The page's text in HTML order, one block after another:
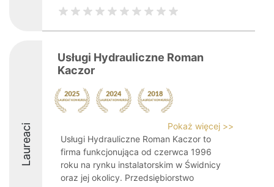
Laureaci
Usługi Hydrauliczne Roman
Kaczor
Pokaż więcej >>
Usługi Hydrauliczne Roman Kaczor to
firma funkcjonująca od czerwca 1996
roku na rynku instalatorskim w Świdnicy
oraz jej okolicy. Przedsiębiorstwo